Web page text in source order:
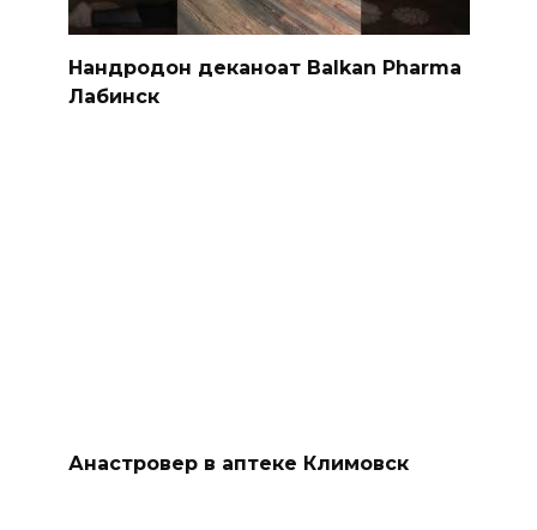
Нандродон деканоат Balkan Pharma
Лабинск
Анастровер в аптеке Климовск